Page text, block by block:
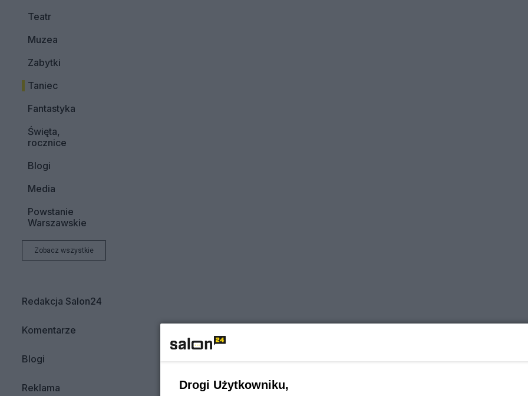
Teatr
Muzea
Zabytki
Taniec
Fantastyka
Święta,
rocznice
Blogi
Media
Powstanie
Warszawskie
Zobacz wszystkie
Redakcja Salon24
Komentarze
Blogi
Reklama Drogi Użytkowniku,